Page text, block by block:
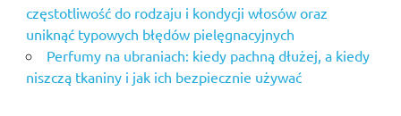
częstotliwość do rodzaju i kondycji włosów oraz
uniknąć typowych błędów pielęgnacyjnych
Perfumy na ubraniach: kiedy pachną dłużej, a kiedy
niszczą tkaniny i jak ich bezpiecznie używać